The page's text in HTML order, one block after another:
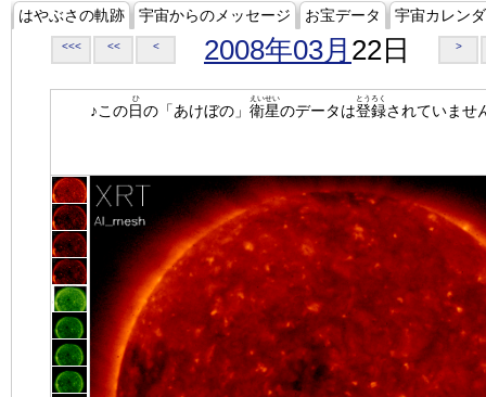
はやぶさの軌跡 宇宙からのメッセージ お宝データ 宇宙カレン
<<< << < 2008年03月 22日 >
♪この日
ひ
の「あけぼの」 衛星
えいせい
のデータは登録
とうろく
されていませ